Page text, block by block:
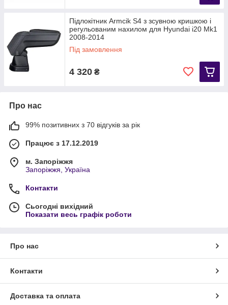
Підлокітник Armcik S4 з зсувною кришкою і
регульованим нахилом для Hyundai i20 Mk1
2008-2014
Під замовлення
4 320 ₴
Про нас
99% позитивних з 70 відгуків за рік
Працює з 17.12.2019
м. Запоріжжя
Запоріжжя, Україна
Контакти
Сьогодні вихідний
Показати весь графік роботи
Про нас
Контакти
Доставка та оплата